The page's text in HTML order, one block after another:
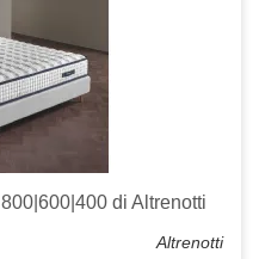
di Altrenotti
Altrenotti